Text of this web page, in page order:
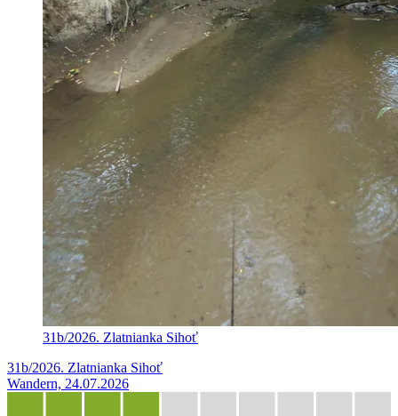
31b/2026. Zlatnianka Sihoť
31b/2026. Zlatnianka Sihoť
Wandern, 24.07.2026